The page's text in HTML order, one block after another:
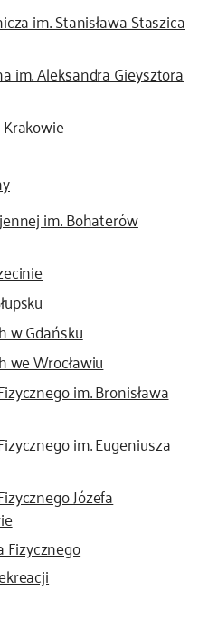
im. Stanisława Staszica
im. Aleksandra Gieysztora
im. Bohaterów
w Gdańsku
we Wrocławiu
im. Bronisława
im. Eugeniusza
Józefa
Fizycznego